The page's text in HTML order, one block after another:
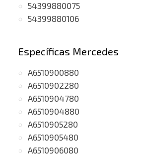
54399880075
54399880106
Específicas Mercedes
A6510900880
A6510902280
A6510904780
A6510904880
A6510905280
A6510905480
A6510906080